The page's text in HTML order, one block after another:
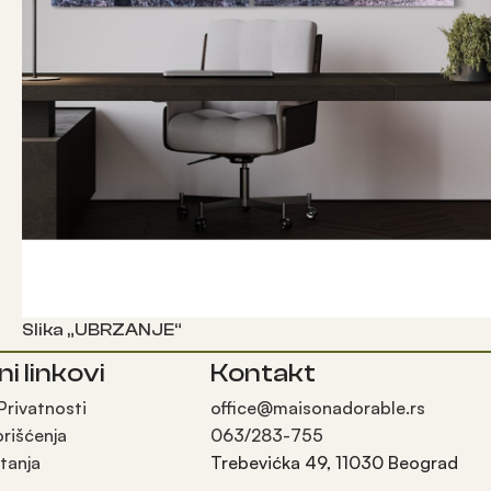
Slika „UBRZANJE“
Прочитајте још
linkovi Kontakt
office@maisonadorable.rs
063/283-755
Trebevićka 49, 11030 Beograd